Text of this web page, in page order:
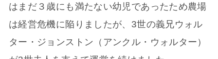
はまだ３歳にも満たない幼児であったため農場
は経営危機に陥りましたが、3世の義兄ウォル
ター・ジョンストン（アンクル・ウォルター）